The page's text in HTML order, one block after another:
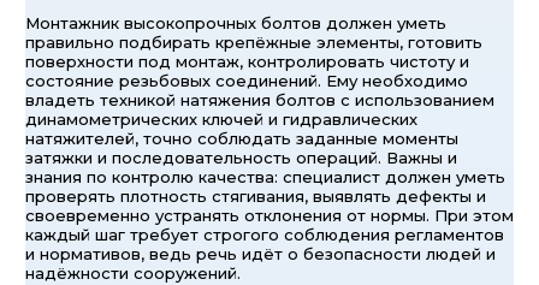
Монтажник высокопрочных болтов должен уметь
правильно подбирать крепёжные элементы, готовить
поверхности под монтаж, контролировать чистоту и
состояние резьбовых соединений. Ему необходимо
владеть техникой натяжения болтов с использованием
динамометрических ключей и гидравлических
натяжителей, точно соблюдать заданные моменты
затяжки и последовательность операций. Важны и
знания по контролю качества: специалист должен уметь
проверять плотность стягивания, выявлять дефекты и
своевременно устранять отклонения от нормы. При этом
каждый шаг требует строгого соблюдения регламентов
и нормативов, ведь речь идёт о безопасности людей и
надёжности сооружений.